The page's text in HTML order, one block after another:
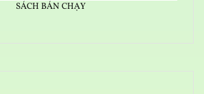
SÁCH BÁN CHẠY